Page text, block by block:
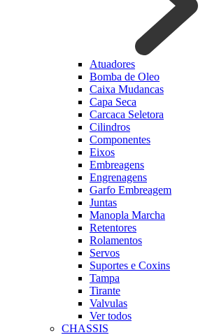
Atuadores
Bomba de Oleo
Caixa Mudancas
Capa Seca
Carcaca Seletora
Cilindros
Componentes
Eixos
Embreagens
Engrenagens
Garfo Embreagem
Juntas
Manopla Marcha
Retentores
Rolamentos
Servos
Suportes e Coxins
Tampa
Tirante
Valvulas
Ver todos
CHASSIS